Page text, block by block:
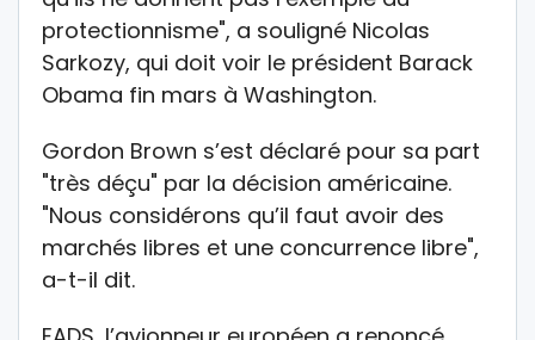
protectionnisme", a souligné Nicolas
Sarkozy, qui doit voir le président Barack
Obama fin mars à Washington.
Gordon Brown s’est déclaré pour sa part
"très déçu" par la décision américaine.
"Nous considérons qu’il faut avoir des
marchés libres et une concurrence libre",
a-t-il dit.